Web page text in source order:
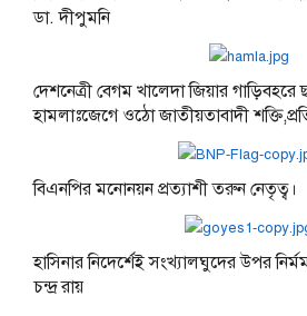
ডা. দীপুমনি
দেশনেত্রী বেগম খালেদা জিয়ার গাড়িবহরে
হামলাঃজেগে ওঠো জাতীয়তাবাদী
বিএনপির মনোনয়ন প্রত্যাশী তরুন নেতৃত্ব।
হাসিনার নিদের্শেই সংখ্যালঘুদের উপর
চন্দ্র রায়